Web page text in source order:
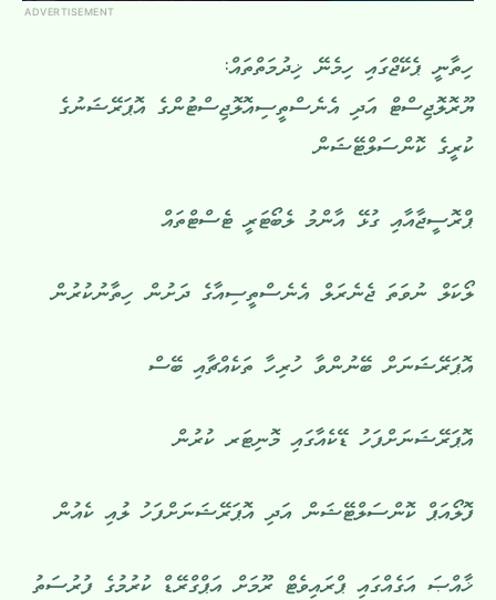
ADVERTISEMENT
ހިތާނީ ޕެކޭޖްގައި ހިމެނޭ ޚިދުމަތްތައް:
ޔޫރޮލޮޖިސްޓް އަދި އެނެސްތީސިއޮލޮޖިސްޓުންގެ އޮޕަރޭޝަނުގެ
ކުރީގެ ކޮންސަލްޓޭޝަން
ޕްރޮސީޖާއާއި ގުޅޭ އާންމު ލެބޯޓަރީ ޓެސްޓްތައް
ލޯކަލް ނުވަތަ ޖެނެރަލް އެނެސްތީސިއާގެ ދަށުން ހިތާނުކުރުން
އޮޕަރޭޝަނަށް ބޭނުންވާ ހުރިހާ ތަކެއްޗާއި ބޭސް
އޮޕަރޭޝަނަށްފަހު ޑޭކެއާގައި މޮނިޓަރ ކުރުން
ފޮލޯއަޕް ކޮންސަލްޓޭޝަން އަދި އޮޕަރޭޝަނަށްފަހު ލުއި ކެއުން
ޚާއްޞަ އަގެއްގައި ޕްރައިވެޓް ރޫމަށް އަޕްގްރޭޑް ކުރުމުގެ ފުރުސަތު